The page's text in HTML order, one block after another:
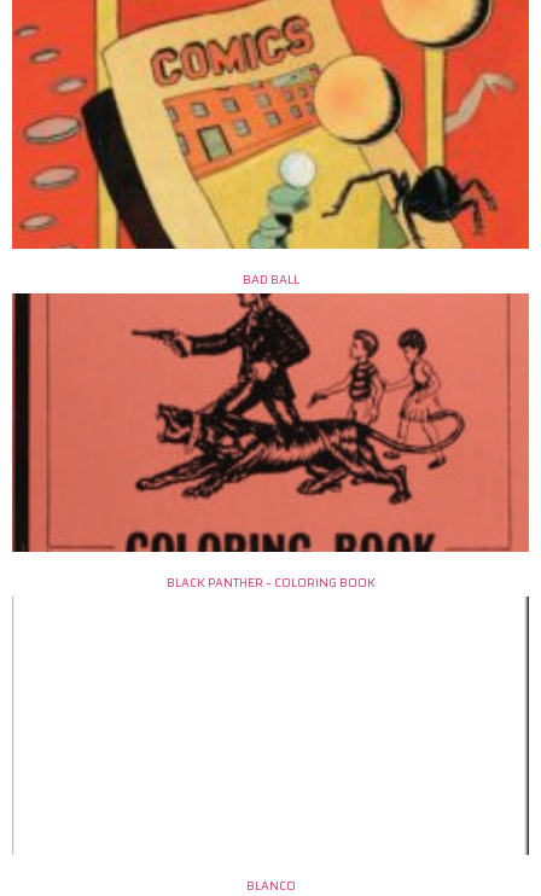
BAD BALL
BLACK PANTHER – COLORING BOOK
BLANCO